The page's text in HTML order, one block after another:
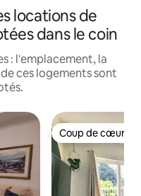
locations de
dans le coin
: l'emplacement, la
ces logements sont
Coup de cœur
Coup de cœur